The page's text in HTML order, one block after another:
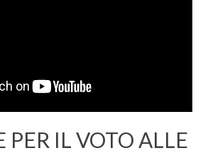
PER IL VOTO ALLE